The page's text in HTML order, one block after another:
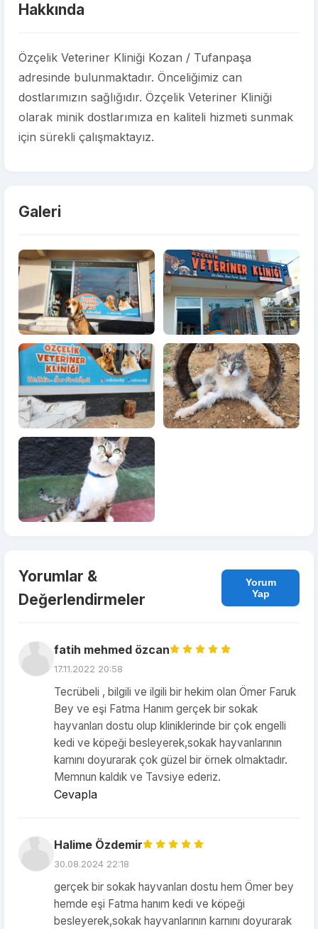
Hakkında
Özçelik Veteriner Kliniği Kozan / Tufanpaşa
adresinde bulunmaktadır. Önceliğimiz can
dostlarımızın sağlığıdır. Özçelik Veteriner Kliniği
olarak minik dostlarımıza en kaliteli hizmeti sunmak
için sürekli çalışmaktayız.
Galeri
Yorumlar &
Değerlendirmeler
Yorum
Yap
fatih mehmed özcan
17.11.2022 20:58
Tecrübeli , bilgili ve ilgili bir hekim olan Ömer Faruk
Bey ve eşi Fatma Hanım gerçek bir sokak
hayvanları dostu olup kliniklerinde bir çok engelli
kedi ve köpeği besleyerek,sokak hayvanlarının
karnını doyurarak çok güzel bir örnek olmaktadır.
Memnun kaldık ve Tavsiye ederiz.
Cevapla
Halime Özdemir
30.08.2024 22:18
gerçek bir sokak hayvanları dostu hem Ömer bey
hemde eşi Fatma hanım kedi ve köpeği
besleyerek,sokak hayvanlarının karnını doyurarak